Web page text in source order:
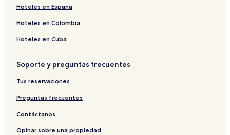
Hoteles en España
Hoteles en Colombia
Hoteles en Cuba
Soporte y preguntas frecuentes
Tus reservaciones
Preguntas frecuentes
Contáctanos
Opinar sobre una propiedad